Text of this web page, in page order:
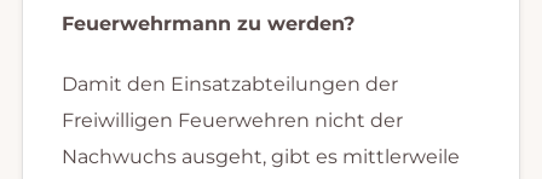
Feuerwehrmann zu werden?
Damit den Einsatzabteilungen der
Freiwilligen Feuerwehren nicht der
Nachwuchs ausgeht, gibt es mittlerweile